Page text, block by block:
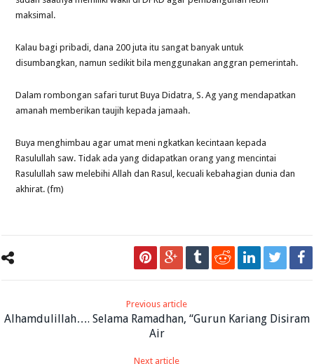
maksimal.
Kalau bagi pribadi, dana 200 juta itu sangat banyak untuk
disumbangkan, namun sedikit bila menggunakan anggran pemerintah.
Dalam rombongan safari turut Buya Didatra, S. Ag yang mendapatkan
amanah memberikan taujih kepada jamaah.
Buya menghimbau agar umat meni ngkatkan kecintaan kepada
Rasulullah saw. Tidak ada yang didapatkan orang yang mencintai
Rasulullah saw melebihi Allah dan Rasul, kecuali kebahagian dunia dan
akhirat. (fm)
Previous article
Alhamdulillah…. Selama Ramadhan, “Gurun Kariang Disiram
Air
Next article